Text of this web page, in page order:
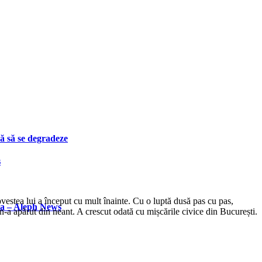
se degradeze
– Aleph News
lui a început cu mult înainte. Cu o luptă dusă pas cu pas,
a apărut din neant. A crescut odată cu mișcările civice din București.